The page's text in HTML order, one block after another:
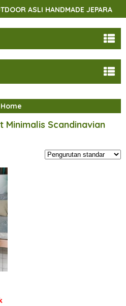
ASLI HANDMADE JEPARA
Home
Minimalis Scandinavian